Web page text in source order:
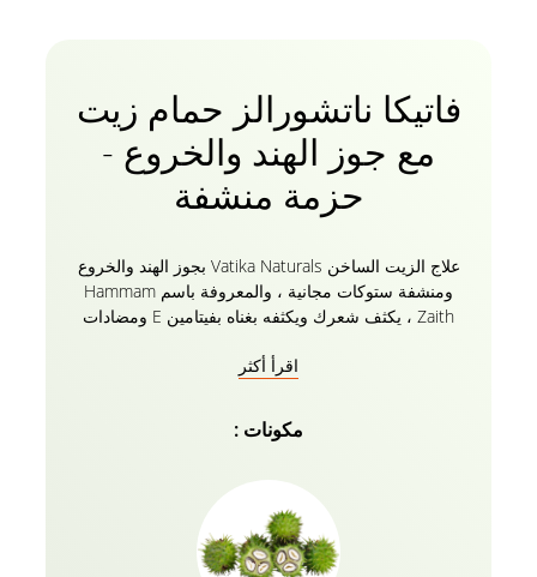
فاتيكا ناتشورالز حمام زيت
مع جوز الهند والخروع -
حزمة منشفة
علاج الزيت الساخن Vatika Naturals بجوز الهند والخروع
ومنشفة ستوكات مجانية ، والمعروفة باسم Hammam
Zaith ، يكثف شعرك ويكثفه بغناه بفيتامين E ومضادات
المغذية التي تساعد على السيطرة على تساقط الشعر.
فاتيكا ووصفته العشبية تغذي شعرك من الجذور إلى
الأطراف ، مما يجعله صحيا ولامعا ومليئا بالحجم. قناع
الدقيقة هي طريقة ثورية لتجفيف شعرك بلطف! تقلل
العمامة المصنوعة من الألياف الدقيقة من التجعد والكسر
والأطراف المتقصفة. إنه سميك للغاية ولكنه خفيف الوزن
اقرأ أكثر
مكونات :